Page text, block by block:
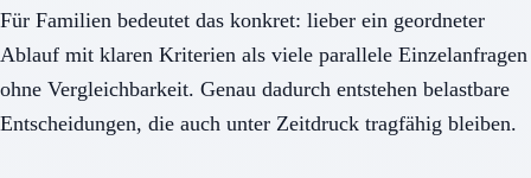
Für Familien bedeutet das konkret: lieber ein geordneter
Ablauf mit klaren Kriterien als viele parallele Einzelanfragen
ohne Vergleichbarkeit. Genau dadurch entstehen belastbare
Entscheidungen, die auch unter Zeitdruck tragfähig bleiben.